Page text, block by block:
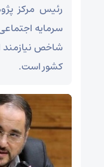
رئیس مرکز
سرمایه
شاخص نیازمند
کشور است.